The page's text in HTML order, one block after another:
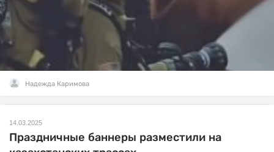
Надежда Каримова
14.03.2025
Праздничные баннеры разместили на